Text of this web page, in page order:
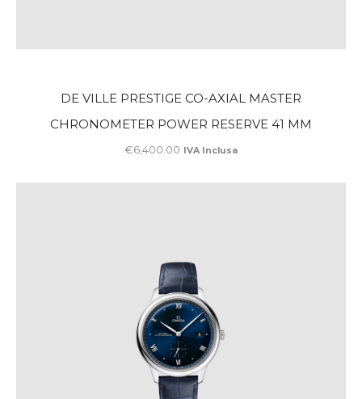
DE VILLE PRESTIGE CO-AXIAL MASTER
CHRONOMETER POWER RESERVE 41 MM
€6,400.00 IVA Inclusa